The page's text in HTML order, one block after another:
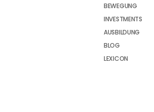
BEWEGUNG
INVESTMENTS
AUSBILDUNG
BLOG
LEXICON